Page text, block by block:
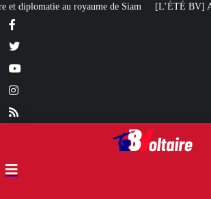
[L’ÉTÉ BV] Avignon : les dessous de l’élection de